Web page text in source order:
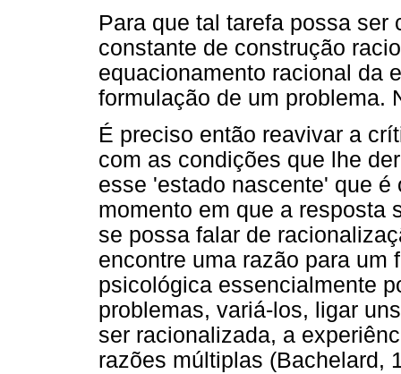
Para que tal tarefa possa
constante de construção
equacionamento racional da
formulação de um problema.
É preciso então reavivar a
com as condições que lhe
esse 'estado nascente' que
momento em que a resposta
se possa falar de
encontre uma razão para um
psicológica essencialmente
problemas, variá-los, ligar
ser racionalizada, a
razões múltiplas (Bachelard,